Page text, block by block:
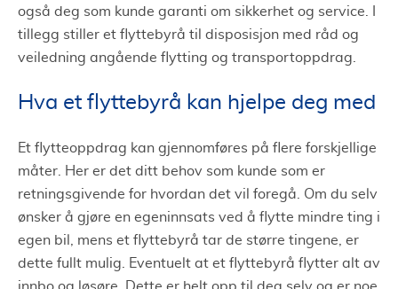
også deg som kunde garanti om sikkerhet og service. I
tillegg stiller et flyttebyrå til disposisjon med råd og
veiledning angående flytting og transportoppdrag.
Hva et flyttebyrå kan hjelpe deg med
Et flytteoppdrag kan gjennomføres på flere forskjellige
måter. Her er det ditt behov som kunde som er
retningsgivende for hvordan det vil foregå. Om du selv
ønsker å gjøre en egeninnsats ved å flytte mindre ting i
egen bil, mens et flyttebyrå tar de større tingene, er
dette fullt mulig. Eventuelt at et flyttebyrå flytter alt av